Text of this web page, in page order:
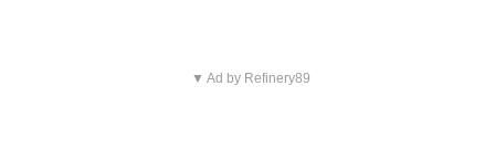
▼ Ad by Refinery89